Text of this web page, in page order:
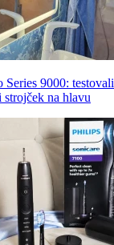
Series 9000:
strojček na hlavu